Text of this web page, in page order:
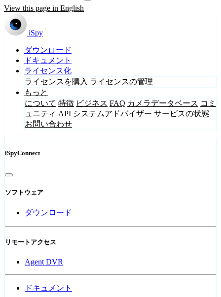
View this page in English
iSpy
ダウンロード
ドキュメント
ライセンス化
ライセンスを購入 ライセンスの管理
もっと
について 特徴 ビジネス FAQ カメラデータベース コミ
ュニティ API システムアドバイザー サービスの状態
お問い合わせ
iSpyConnect
ソフトウェア
ダウンロード
リモートアクセス
Agent DVR
ドキュメント